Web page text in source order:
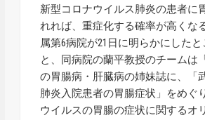
新型コロナウイルス肺炎の患者に
れれば、重症化する確率が高くな
属第6病院が21日に明らかにした
と、同病院の蘭平教授のチームは
の胃腸病・肝臓病の姉妹誌に、「
肺炎入院患者の胃腸症状」をめぐ
ウイルスの胃腸の症状に関するオ